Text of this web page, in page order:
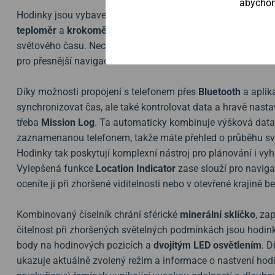
Hodinky jsou vybavené tzv.
teploměr a krokoměr
světového času. Nechybí ani
pro přesnější navigaci v terénu.
Díky možnosti propojení s telefonem přes Bluetooth a
synchronizovat čas, ale také kontrolovat data a hravě
třeba Mission Log. Ta automaticky kombinuje výšková
zaznamenanou telefonem, takže máte přehled o průběhu
Hodinky tak poskytují komplexní nástroj pro plánování i
Vylepšená funkce Location Indicator zase slouží pro
oceníte ji při zhoršené viditelnosti nebo v otevřené krajině
Kombinovaný číselník chrání sférické minerální sklíčko,
čitelnost při zhoršených světelných podmínkách jsou
body na hodinových pozicích a dvojitým LED osvětlením.
ukazuje aktuálně zvolený režim a informace o nastvení